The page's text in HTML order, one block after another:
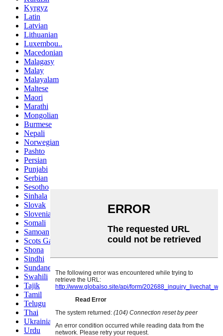
Kyrgyz
Latin
Latvian
Lithuanian
Luxembou..
Macedonian
Malagasy
Malay
Malayalam
Maltese
Maori
Marathi
Mongolian
Burmese
Nepali
Norwegian
Pashto
Persian
Punjabi
Serbian
Sesotho
Sinhala
Slovak
Slovenian
Somali
Samoan
Scots Gaelic
Shona
Sindhi
Sundanese
Swahili
Tajik
Tamil
Telugu
Thai
Ukrainian
Urdu